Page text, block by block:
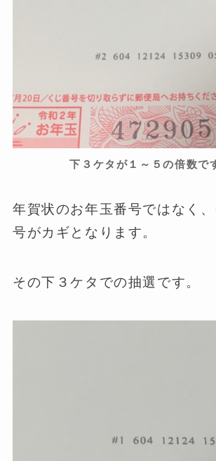
下３ケタが１～５の倍数で
年賀状のお年玉番号ではなく
号がカギとなります。
その下３ケタでの抽選です。